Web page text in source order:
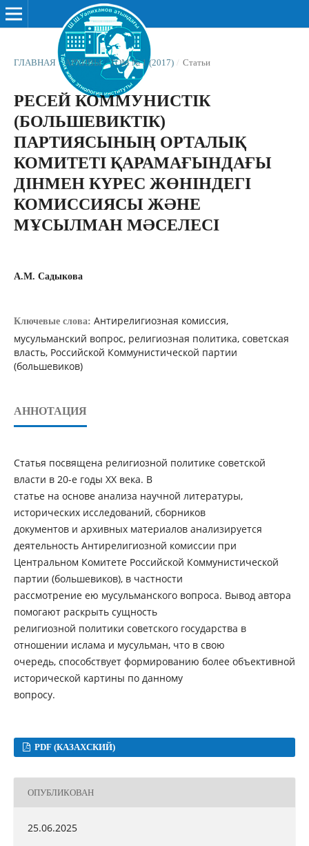
ГЛАВНАЯ / АРХИВЫ / ТОМ № 1 (2017) / Статьи
РЕСЕЙ КОММУНИСТІК
(БОЛЬШЕВИКТІК)
ПАРТИЯСЫНЫҢ ОРТАЛЫҚ
КОМИТЕТІ ҚАРАМАҒЫНДАҒЫ
ДІНМЕН КҮРЕС ЖӨНІНДЕГІ
КОМИССИЯСЫ ЖƏНЕ
МҰСЫЛМАН МƏСЕЛЕСІ
А.М. Садыкова
Ключевые слова: Антирелигиозная комиссия,
мусульманский вопрос, религиозная политика, советская
власть, Российской Коммунистической партии
(большевиков)
АННОТАЦИЯ
Статья посвящена религиозной политике советской
власти в 20-е годы ХХ века. В
статье на основе анализа научной литературы,
исторических исследований, сборников
документов и архивных материалов анализируется
деятельность Антирелигиозной комиссии при
Центральном Комитете Российской Коммунистической
партии (большевиков), в частности
рассмотрение ею мусульманского вопроса. Вывод автора
помогают раскрыть сущность
религиозной политики советского государства в
отношении ислама и мусульман, что в свою
очередь, способствует формированию более объективной
исторической картины по данному
вопросу.
PDF (КАЗАХСКИЙ)
ОПУБЛИКОВАН
25.06.2025